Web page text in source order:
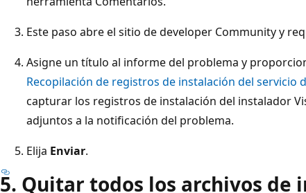
Este paso abre el sitio de developer Community y
Asigne un título al informe del problema y
Recopilación de registros de instalación del
capturar los registros de instalación del instalador
adjuntos a la notificación del problema.
Elija Enviar.
5. Quitar todos los archivos de